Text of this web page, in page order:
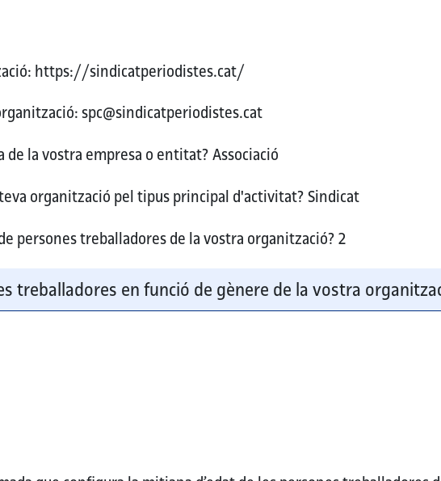
https://sindicatperiodistes.cat/
spc@sindicatperiodistes.cat
de la vostra empresa o entitat?Associació
organització pel tipus principal d'activitat? Sindicat
persones treballadores de la vostra organització?2
treballadores en funció de gènere de la vostra